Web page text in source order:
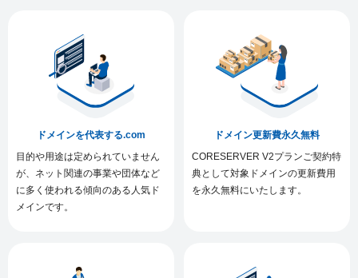
ドメインを代表する.com
目的や用途は定められていません
が、ネット関連の事業や団体など
に多く使われる傾向のある人気ド
メインです。
ドメイン更新費永久無料
CORESERVER V2プランご契約特
典として対象ドメインの更新費用
を永久無料にいたします。